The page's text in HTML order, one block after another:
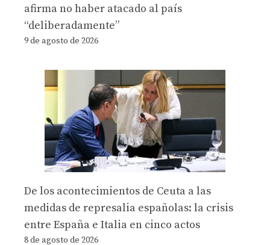
afirma no haber atacado al país
“deliberadamente”
9 de agosto de 2026
De los acontecimientos de Ceuta a las
medidas de represalia españolas: la crisis
entre España e Italia en cinco actos
8 de agosto de 2026